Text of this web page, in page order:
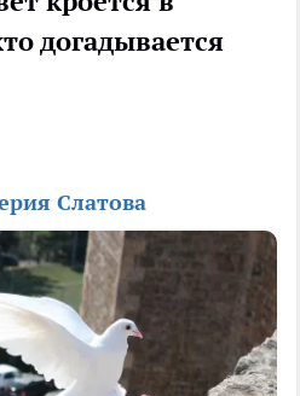
догадывается
Слатова